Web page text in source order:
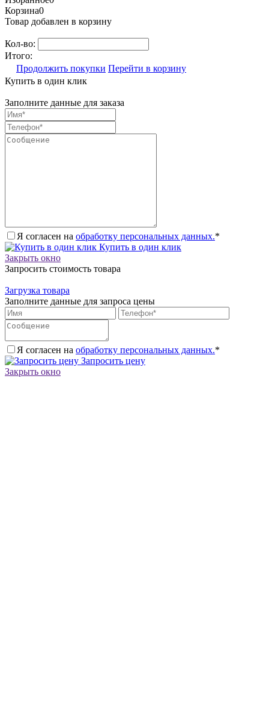
Корзина0
Товар добавлен в корзину
Кол-во:
Итого:
Продолжить покупки Перейти в корзину
Купить в один клик
Заполните данные для заказа
Я согласен на обработку персональных данных.*
Купить в один клик
Закрыть окно
Запросить стоимость товара
Загрузка товара
Заполните данные для запроса цены
Я согласен на обработку персональных данных.*
Запросить цену
Закрыть окно